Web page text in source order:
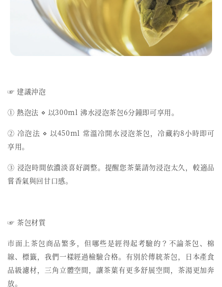
☞ 建議沖泡
① 熱泡法 ⋄ 以300ml 沸水浸泡茶包6分鐘即可享用。
② 冷泡法 ⋄ 以450ml 常溫冷開水浸泡茶包，冷藏約8小時即可
享用。
③ 浸泡時間依濃淡喜好調整。提醒您茶葉請勿浸泡太久，較適品
嘗香氣與回甘口感。
☞ 茶包材質
市面上茶包商品繁多，但哪些是經得起考驗的？不論茶包、棉
線、標籤，我們一樣經過檢驗合格。有別於傳統茶包，日本產食
品級濾材，三角立體空間，讓茶葉有更多舒展空間，茶湯更加奔
放。